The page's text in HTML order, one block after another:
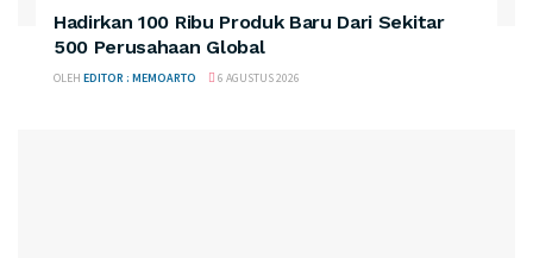
Hadirkan 100 Ribu Produk Baru Dari Sekitar
500 Perusahaan Global
OLEH EDITOR : MEMOARTO 6 AGUSTUS 2026